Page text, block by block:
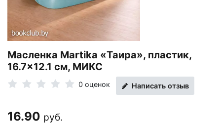
Масленка Martika «Таира», пластик,
16.7×12.1 см, МИКС
0 оценок Написать отзыв
16.90 руб.